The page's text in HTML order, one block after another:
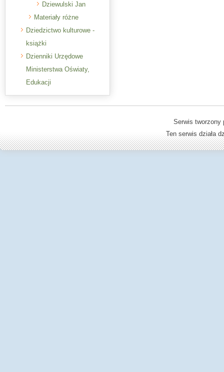
Dziewulski Jan
Materiały różne
Dziedzictwo kulturowe -
książki
Dzienniki Urzędowe
Ministerstwa Oświaty,
Edukacji
Serwis
Ten serwis działa